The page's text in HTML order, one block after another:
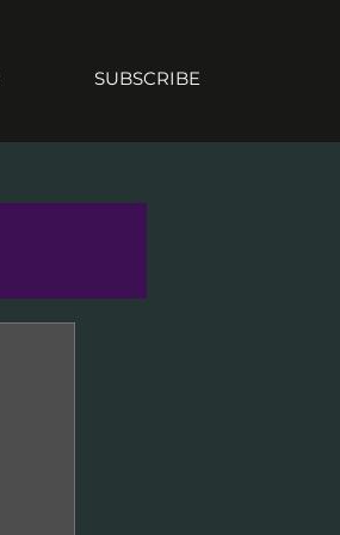
SUBSCRIBE